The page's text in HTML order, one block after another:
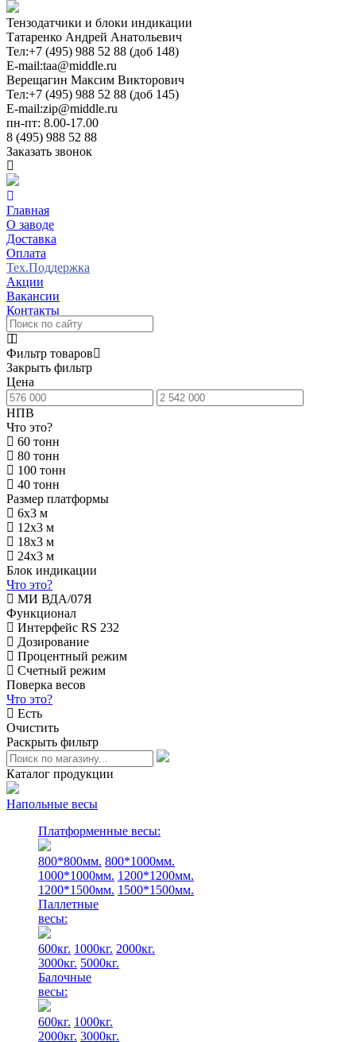
Тензодатчики и блоки индикации
Татаренко Андрей Анатольевич
Тел:+7 (495) 988 52 88 (доб 148)
E-mail:taa@middle.ru
Верещагин Максим Викторович
Тел:+7 (495) 988 52 88 (доб 145)
E-mail:zip@middle.ru
пн-пт: 8.00-17.00
8 (495) 988 52 88
Заказать звонок
Главная
О заводе
Доставка
Оплата
Тех.Поддержка
Акции
Вакансии
Контакты
Фильтр товаров
Закрыть фильтр
Цена
НПВ
Что это?
60 тонн
80 тонн
100 тонн
40 тонн
Размер платформы
6х3 м
12х3 м
18х3 м
24х3 м
Блок индикации
Что это?
МИ ВДА/07Я
Функционал
Интерфейс RS 232
Дозирование
Процентный режим
Счетный режим
Поверка весов
Что это?
Есть
Очистить
Раскрыть фильтр
Каталог продукции
Напольные весы
Платформенные весы:
800*800мм. 800*1000мм.
1000*1000мм. 1200*1200мм.
1200*1500мм. 1500*1500мм.
Паллетные
весы:
600кг. 1000кг. 2000кг.
3000кг. 5000кг.
Балочные
весы:
600кг. 1000кг.
2000кг. 3000кг.